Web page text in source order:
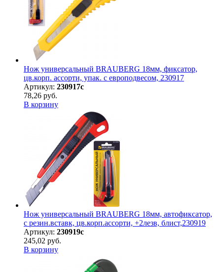
Нож универсальный BRAUBERG 18мм, фиксатор,
цв.корп. ассорти, упак. с европодвесом, 230917
Артикул: 230917с
78,26 руб.
В корзину
Нож универсальный BRAUBERG 18мм, автофиксатор,
с резин.вставк, цв.корп.ассорти, +2лезв, блист,230919
Артикул: 230919с
245,02 руб.
В корзину